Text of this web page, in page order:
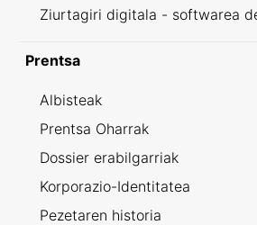
Ziurtagiri digitala - softwarea
Prentsa
Albisteak
Prentsa Oharrak
Dossier erabilgarriak
Korporazio-Identitatea
Pezetaren historia